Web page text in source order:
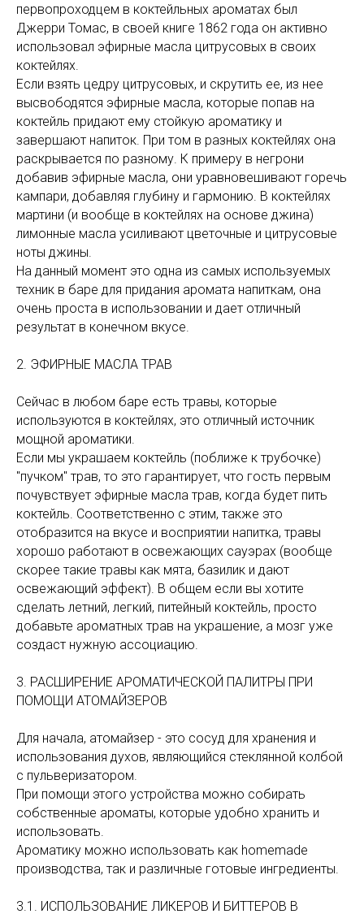
первопроходцем в коктейльных ароматах был
Джерри Томас, в своей книге 1862 года он активно
использовал эфирные масла цитрусовых в своих
коктейлях.
Если взять цедру цитрусовых, и скрутить ее, из нее
высвободятся эфирные масла, которые попав на
коктейль придают ему стойкую ароматику и
завершают напиток. При том в разных коктейлях она
раскрывается по разному. К примеру в негрони
добавив эфирные масла, они уравновешивают горечь
кампари, добавляя глубину и гармонию. В коктейлях
мартини (и вообще в коктейлях на основе джина)
лимонные масла усиливают цветочные и цитрусовые
ноты джины.
На данный момент это одна из самых используемых
техник в баре для придания аромата напиткам, она
очень проста в использовании и дает отличный
результат в конечном вкусе.
2. ЭФИРНЫЕ МАСЛА ТРАВ
Сейчас в любом баре есть травы, которые
используются в коктейлях, это отличный источник
мощной ароматики.
Если мы украшаем коктейль (поближе к трубочке)
"пучком" трав, то это гарантирует, что гость первым
почувствует эфирные масла трав, когда будет пить
коктейль. Соответственно с этим, также это
отобразится на вкусе и восприятии напитка, травы
хорошо работают в освежающих сауэрах (вообще
скорее такие травы как мята, базилик и дают
освежающий эффект). В общем если вы хотите
сделать летний, легкий, питейный коктейль, просто
добавьте ароматных трав на украшение, а мозг уже
создаст нужную ассоциацию.
3. РАСШИРЕНИЕ АРОМАТИЧЕСКОЙ ПАЛИТРЫ ПРИ
ПОМОЩИ АТОМАЙЗЕРОВ
Для начала, атомайзер - это сосуд для хранения и
использования духов, являющийся стеклянной колбой
с пульверизатором.
При помощи этого устройства можно собирать
собственные ароматы, которые удобно хранить и
использовать.
Ароматику можно использовать как homemade
производства, так и различные готовые ингредиенты.
3.1. ИСПОЛЬЗОВАНИЕ ЛИКЕРОВ И БИТТЕРОВ В